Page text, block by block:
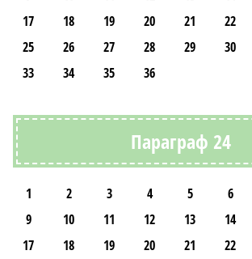
17
18 19 20 21 22
25
26 27 28 29 30
33
34 35 36
Параграф 24
1 2 3 4 5 6
9
10 11 12 13 14
17
18 19 20 21 22